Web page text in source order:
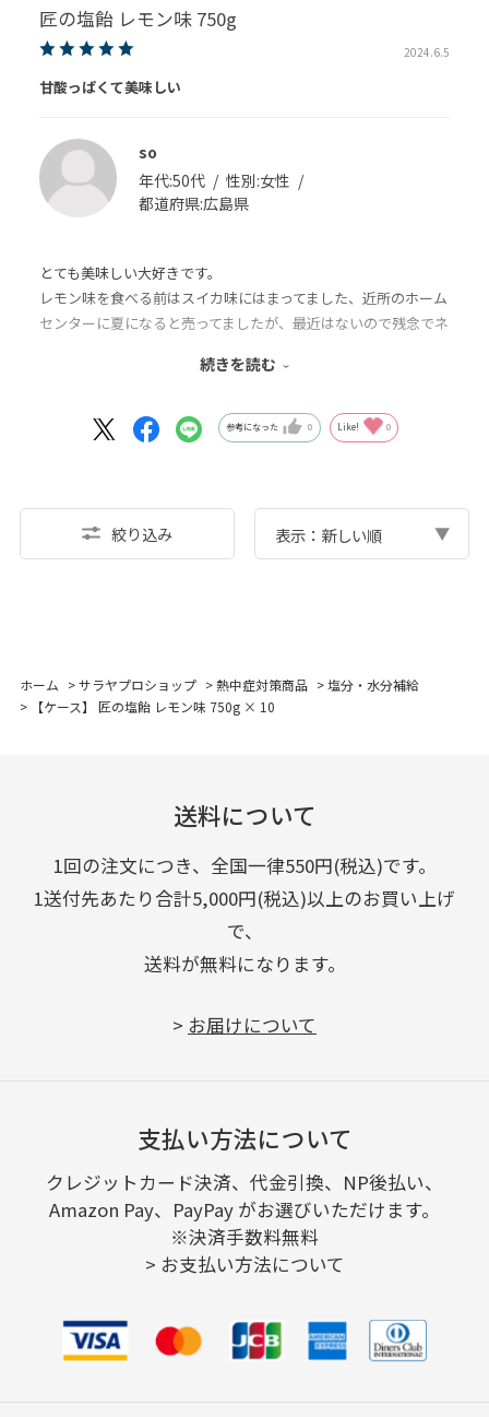
匠の塩飴 レモン味 750g
2024.6.5
甘酸っぱくて美味しい
so
年代:50代 性別:女性
都道府県:広島県
とても美味しい大好きです。
レモン味を食べる前はスイカ味にはまってました、近所のホーム
センターに夏になると売ってましたが、最近はないので残念でネ
ハマりました、会社の人達にもおすそ分けしてます。大好評！
送料無料、発送も次の日には届きました！ありがとうございま
続きを読む
参考になった 0 Like! 0
絞り込み 表示：新しい順
ホーム >サラヤプロショップ >熱中症対策商品 >塩分・水分補給
>
【ケース】 匠の塩飴 レモン味 750g × 10
送料について
1回の注文につき、全国一律550円(税込)です。
1送付先あたり合計5,000円(税込)以上のお買い上げ
で、
送料が無料になります。
> お届けについて
支払い方法について
クレジットカード決済、代金引換、NP後払い、
Amazon Pay、PayPay がお選びいただけます。
※決済手数料無料
> お支払い方法について